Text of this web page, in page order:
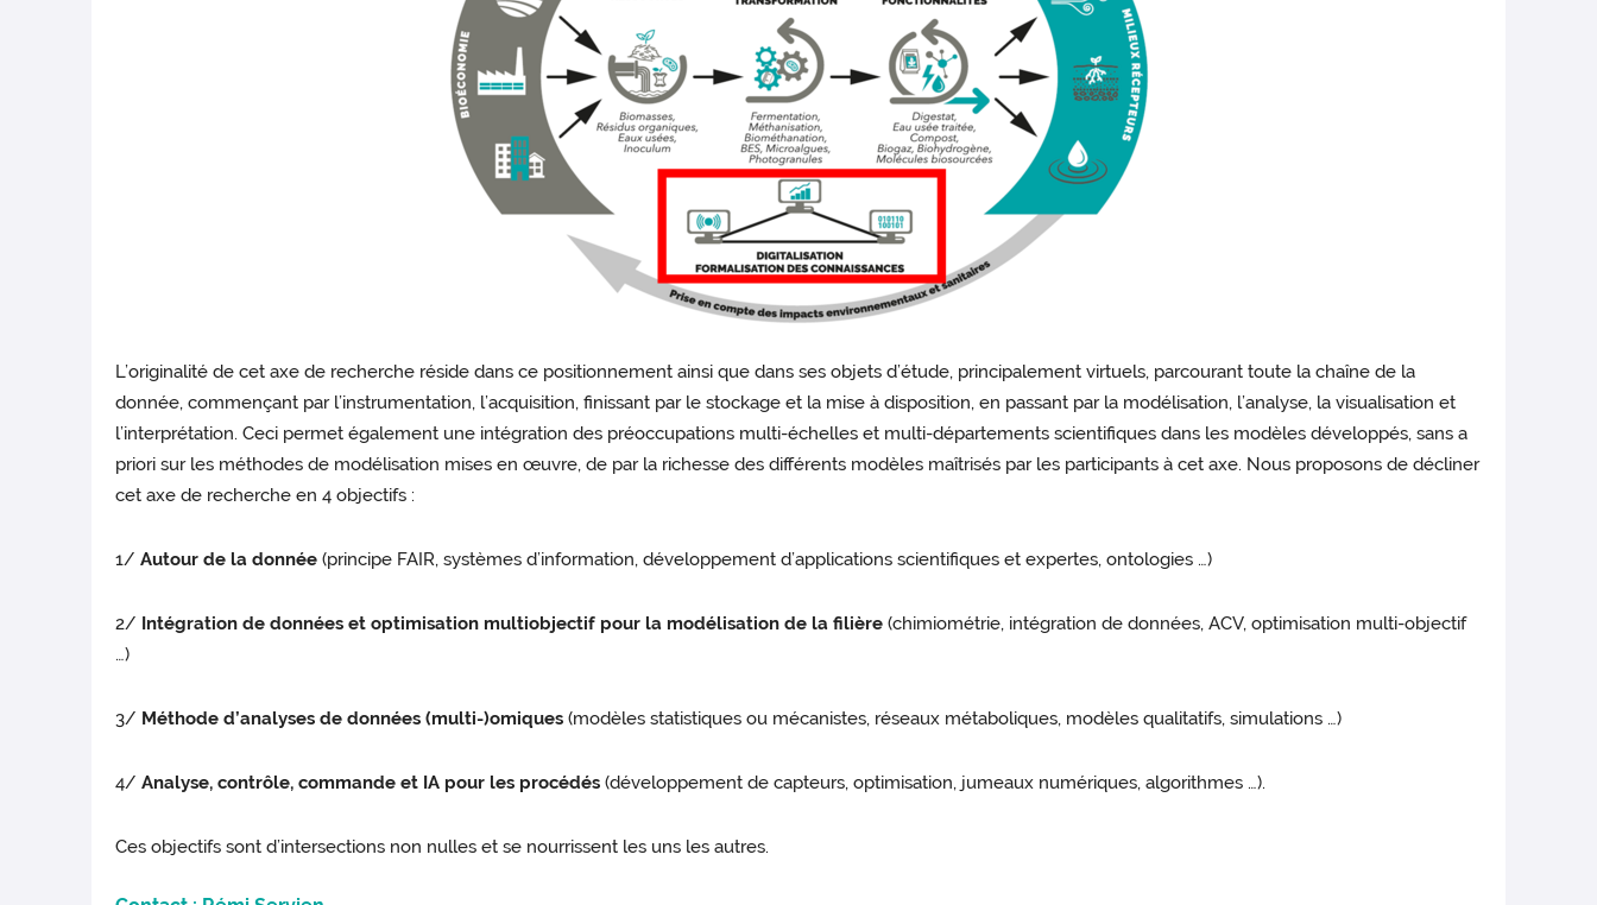
L’originalité de cet axe de recherche réside dans ce positionnement ainsi que dans ses objets d’étude, principalement virtuels, parcourant toute la chaîne de la
donnée, commençant par l’instrumentation, l’acquisition, finissant par le stockage et la mise à disposition, en passant par la modélisation, l’analyse, la visualisation et
l’interprétation. Ceci permet également une intégration des préoccupations multi-échelles et multi-départements scientifiques dans les modèles développés, sans a
priori sur les méthodes de modélisation mises en œuvre, de par la richesse des différents modèles maîtrisés par les participants à cet axe. Nous proposons de décliner
cet axe de recherche en 4 objectifs :
1/Autour de la donnée (principe FAIR, systèmes d’information, développement d’applications scientifiques et expertes, ontologies …)
2/ Intégration de données et optimisation multiobjectif pour la modélisation de la filière (chimiométrie, intégration de données, ACV, optimisation multi-objectif
…)
3/ Méthode d’analyses de données (multi-)omiques (modèles statistiques ou mécanistes, réseaux métaboliques, modèles qualitatifs, simulations …)
4/Analyse, contrôle, commande et IA pour les procédés (développement de capteurs, optimisation, jumeaux numériques, algorithmes …).
Ces objectifs sont d’intersections non nulles et se nourrissent les uns les autres.